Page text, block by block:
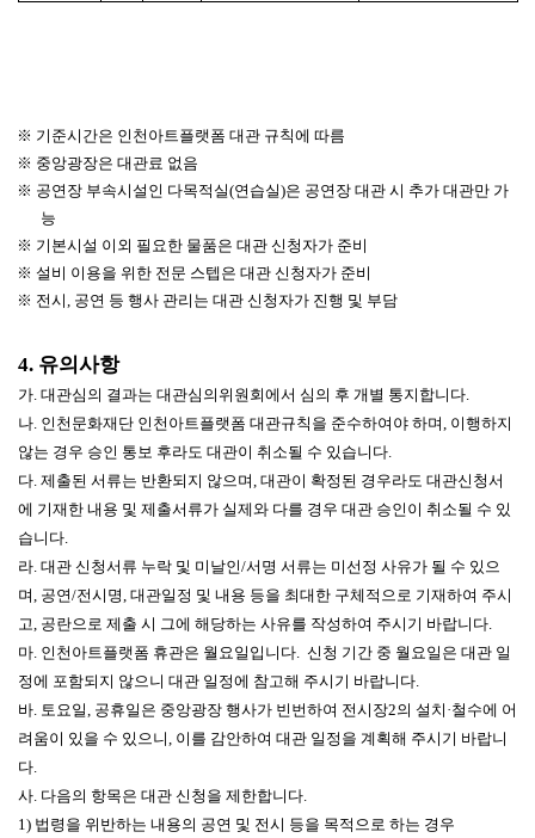
※ 기준시간은 인천아트플랫폼 대관 규칙에 따름
※ 중앙광장은 대관료 없음
※ 공연장 부속시설인 다목적실(연습실)은 공연장 대관 시 추가 대관만 가
능
※ 기본시설 이외 필요한 물품은 대관 신청자가 준비
※설비 이용을 위한 전문 스텝은 대관 신청자가 준비
※ 전시, 공연 등 행사 관리는 대관 신청자가 진행 및 부담
4. 유의사항
가. 대관심의 결과는 대관심의위원회에서 심의 후 개별 통지합니다.
나. 인천문화재단 인천아트플랫폼 대관규칙을 준수하여야 하며, 이행하지
않는 경우 승인 통보 후라도 대관이 취소될 수 있습니다.
다. 제출된 서류는 반환되지 않으며, 대관이 확정된 경우라도 대관신청서
에 기재한 내용 및 제출서류가 실제와 다를 경우 대관 승인이 취소될 수 있
습니다.
라. 대관 신청서류 누락 및 미날인/서명 서류는 미선정 사유가 될 수 있으
며, 공연/전시명, 대관일정 및 내용 등을 최대한 구체적으로 기재하여 주시
고, 공란으로 제출 시 그에 해당하는 사유를 작성하여 주시기 바랍니다.
마. 인천아트플랫폼 휴관은 월요일입니다. 신청 기간 중 월요일은 대관 일
정에 포함되지 않으니 대관 일정에 참고해 주시기 바랍니다.
바. 토요일, 공휴일은 중앙광장 행사가 빈번하여 전시장2의 설치·철수에 어
려움이 있을 수 있으니, 이를 감안하여 대관 일정을 계획해 주시기 바랍니
다.
사. 다음의 항목은 대관 신청을 제한합니다.
1) 법령을 위반하는 내용의 공연 및 전시 등을 목적으로 하는 경우